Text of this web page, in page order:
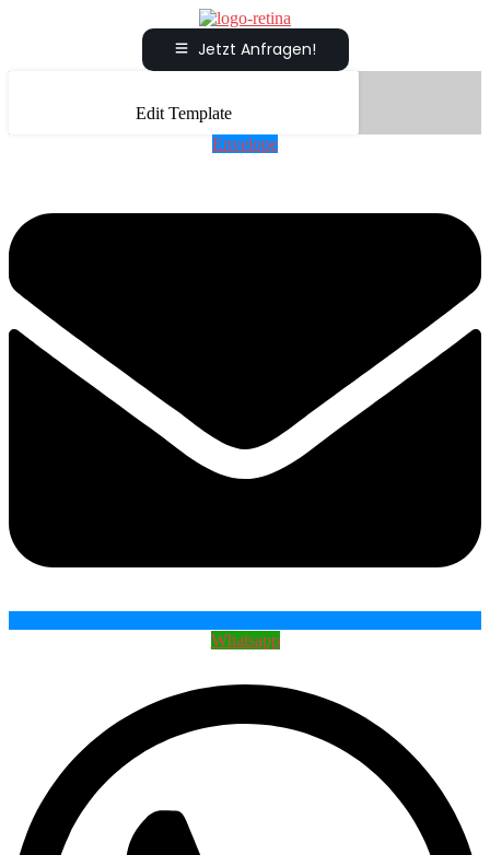
Jetzt Anfragen!
Edit Template
Envelope
Whatsapp